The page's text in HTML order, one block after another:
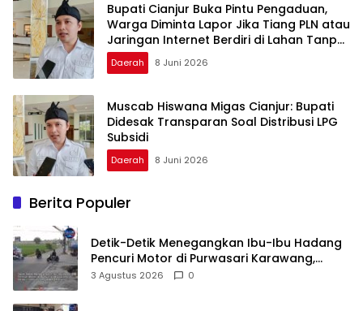
Bupati Cianjur Buka Pintu Pengaduan,
Warga Diminta Lapor Jika Tiang PLN atau
Jaringan Internet Berdiri di Lahan Tanpa
Persetujuan
Daerah 8 Juni 2026
Muscab Hiswana Migas Cianjur: Bupati
Didesak Transparan Soal Distribusi LPG
Subsidi
Daerah 8 Juni 2026
Berita Populer
Detik-Detik Menegangkan Ibu-Ibu Hadang
Pencuri Motor di Purwasari Karawang,
Pelaku Lolos di Tengah Keramaian!
3 Agustus 2026 0